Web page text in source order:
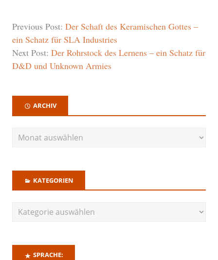
Previous Post: Der Schaft des Keramischen Gottes –
ein Schatz für SLA Industries
Next Post: Der Rohrstock des Lernens – ein Schatz für
D&D und Unknown Armies
ARCHIV
KATEGORIEN
SPRACHE: